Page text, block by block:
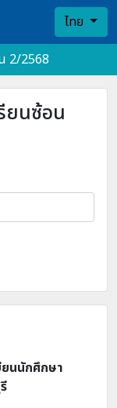
ไทย
2/2568
ยนซ้อน
นนักศึกษา